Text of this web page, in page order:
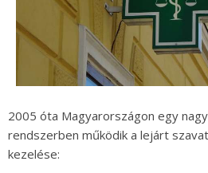
2005 óta Magyarországon egy
rendszerben működik a lejárt
kezelése: